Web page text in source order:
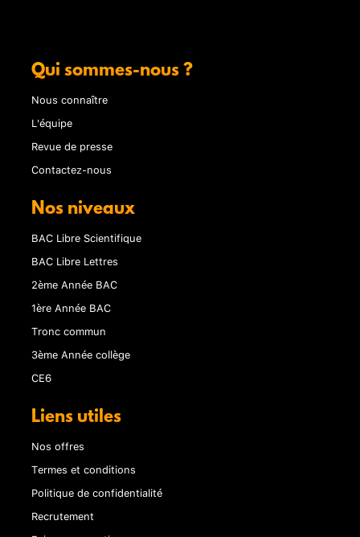
Qui sommes-nous ?
Nous connaître
L'équipe
Revue de presse
Contactez-nous
Nos niveaux
BAC Libre Scientifique
BAC Libre Lettres
2ème Année BAC
1ère Année BAC
Tronc commun
3ème Année collège
CE6
Liens utiles
Nos offres
Termes et conditions
Politique de confidentialité
Recrutement